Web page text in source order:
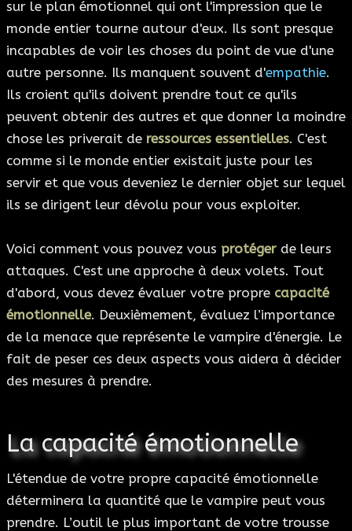
sur le plan émotionnel qui ont l'impression que le
monde entier tourne autour d'eux. Ils sont presque
incapables de voir les choses du point de vue d'une
autre personne. Ils manquent souvent d'empathie.
Ils croient qu'ils doivent prendre tout ce qu'ils
peuvent obtenir des autres et que donner la moindre
chose les priverait de ressources essentielles. C'est
comme si le monde entier existait juste pour les
servir et que vous deveniez le dernier objet sur lequel
ils se dirigent leur dévolu pour vous exploiter.
Voici comment vous pouvez vous protéger de leurs
attaques. C'est une approche à deux volets. Tout
d'abord, vous devez évaluer votre propre capacité
émotionnelle. Deuxièmement, évaluez l’importance
de la menace que représente le vampire d'énergie. Le
fait de peser ces deux aspects vous aidera à décider
des mesures à prendre.
La capacité émotionnelle
L'étendue de votre propre capacité émotionnelle
déterminera la quantité que le vampire peut vous
prendre. L’outil le plus important de votre trousse